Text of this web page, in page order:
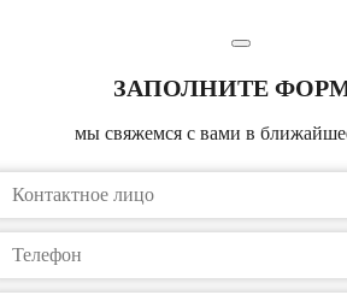
ЗАПОЛНИТЕ
мы свяжемся с вами в